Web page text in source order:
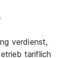
verdienst,
tariflich